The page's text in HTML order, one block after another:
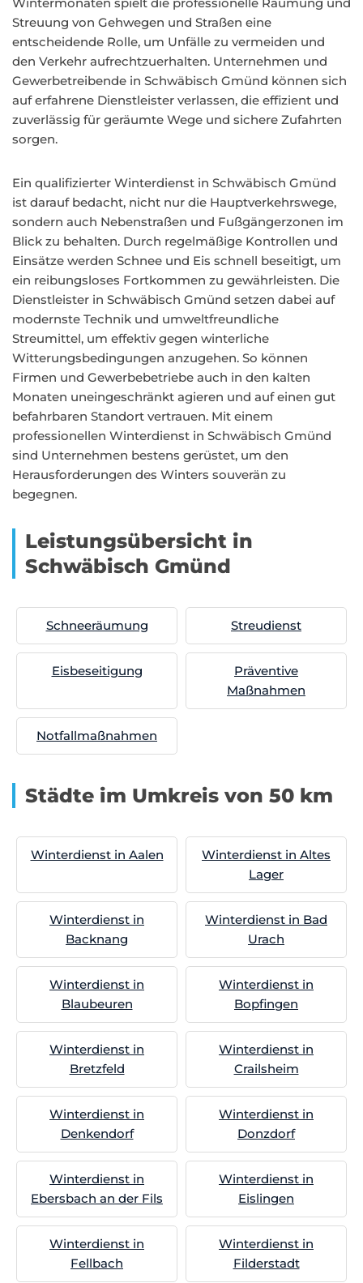
Streuung von Gehwegen und Straßen eine
entscheidende Rolle, um Unfälle zu vermeiden und
den Verkehr aufrechtzuerhalten. Unternehmen und
Gewerbetreibende in Schwäbisch Gmünd können sich
auf erfahrene Dienstleister verlassen, die effizient und
zuverlässig für geräumte Wege und sichere Zufahrten
sorgen.
Ein qualifizierter Winterdienst in Schwäbisch Gmünd
ist darauf bedacht, nicht nur die Hauptverkehrswege,
sondern auch Nebenstraßen und Fußgängerzonen im
Blick zu behalten. Durch regelmäßige Kontrollen und
Einsätze werden Schnee und Eis schnell beseitigt, um
ein reibungsloses Fortkommen zu gewährleisten. Die
Dienstleister in Schwäbisch Gmünd setzen dabei auf
modernste Technik und umweltfreundliche
Streumittel, um effektiv gegen winterliche
Witterungsbedingungen anzugehen. So können
Firmen und Gewerbebetriebe auch in den kalten
Monaten uneingeschränkt agieren und auf einen gut
befahrbaren Standort vertrauen. Mit einem
professionellen Winterdienst in Schwäbisch Gmünd
sind Unternehmen bestens gerüstet, um den
Herausforderungen des Winters souverän zu
begegnen.
Leistungsübersicht in
Schwäbisch Gmünd
Schneeräumung Streudienst
Eisbeseitigung
Präventive
Maßnahmen
Notfallmaßnahmen
Städte im Umkreis von 50 km
Winterdienst in Aalen
Winterdienst in Altes
Lager
Winterdienst in
Backnang
Winterdienst in Bad
Urach
Winterdienst in
Blaubeuren
Winterdienst in
Bopfingen
Winterdienst in
Bretzfeld
Winterdienst in
Crailsheim
Winterdienst in
Denkendorf
Winterdienst in
Donzdorf
Winterdienst in
Ebersbach an der Fils
Winterdienst in
Eislingen
Winterdienst in
Fellbach
Winterdienst in
Filderstadt